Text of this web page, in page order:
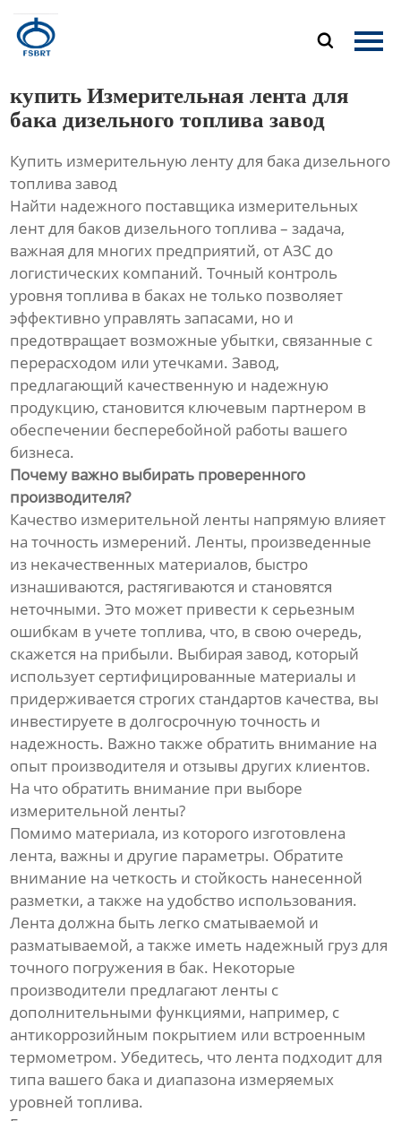

Главная
Новости
Контакты
купить Измерительная лента для
бака дизельного топлива завод
Купить измерительную ленту для бака дизельного
топлива завод
Найти надежного поставщика измерительных
лент для баков дизельного топлива – задача,
важная для многих предприятий, от АЗС до
логистических компаний. Точный контроль
уровня топлива в баках не только позволяет
эффективно управлять запасами, но и
предотвращает возможные убытки, связанные с
перерасходом или утечками. Завод,
предлагающий качественную и надежную
продукцию, становится ключевым партнером в
обеспечении бесперебойной работы вашего
бизнеса.
Почему важно выбирать проверенного
производителя?
Качество измерительной ленты напрямую влияет
на точность измерений. Ленты, произведенные
из некачественных материалов, быстро
изнашиваются, растягиваются и становятся
неточными. Это может привести к серьезным
ошибкам в учете топлива, что, в свою очередь,
скажется на прибыли. Выбирая завод, который
использует сертифицированные материалы и
придерживается строгих стандартов качества, вы
инвестируете в долгосрочную точность и
надежность. Важно также обратить внимание на
опыт производителя и отзывы других клиентов.
На что обратить внимание при выборе
измерительной ленты?
Помимо материала, из которого изготовлена
лента, важны и другие параметры. Обратите
внимание на четкость и стойкость нанесенной
разметки, а также на удобство использования.
Лента должна быть легко сматываемой и
разматываемой, а также иметь надежный груз для
точного погружения в бак. Некоторые
производители предлагают ленты с
дополнительными функциями, например, с
антикоррозийным покрытием или встроенным
термометром. Убедитесь, что лента подходит для
типа вашего бака и диапазона измеряемых
уровней топлива.